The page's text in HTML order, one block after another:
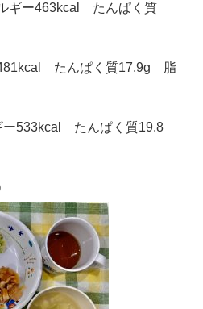
ギー463kcal たんぱく質
481kcal たんぱく質17.9g 脂
ー533kcal たんぱく質19.8